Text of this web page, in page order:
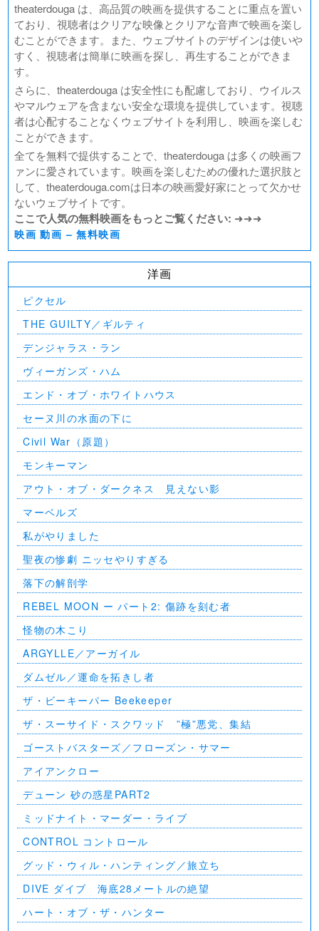
theaterdouga は、高品質の映画を提供することに重点を置い
ており、視聴者はクリアな映像とクリアな音声で映画を楽し
むことができます。また、ウェブサイトのデザインは使いや
すく、視聴者は簡単に映画を探し、再生することができま
す。
さらに、theaterdouga は安全性にも配慮しており、ウイルス
やマルウェアを含まない安全な環境を提供しています。視聴
者は心配することなくウェブサイトを利用し、映画を楽しむ
ことができます。
全てを無料で提供することで、theaterdouga は多くの映画フ
ァンに愛されています。映画を楽しむための優れた選択肢と
して、theaterdouga.comは日本の映画愛好家にとって欠かせ
ないウェブサイトです。
ここで人気の無料映画をもっとご覧ください: ➜➜➜
映画 動画 – 無料映画
洋画
ピクセル
THE GUILTY／ギルティ
デンジャラス・ラン
ヴィーガンズ・ハム
エンド・オブ・ホワイトハウス
セーヌ川の水面の下に
Civil War（原題）
モンキーマン
アウト・オブ・ダークネス 見えない影
マーベルズ
私がやりました
聖夜の惨劇 ニッセやりすぎる
落下の解剖学
REBEL MOON ー パート2: 傷跡を刻む者
怪物の木こり
ARGYLLE／アーガイル
ダムゼル／運命を拓きし者
ザ・ビーキーパー Beekeeper
ザ・スーサイド・スクワッド ”極”悪党、集結
ゴーストバスターズ／フローズン・サマー
アイアンクロー
デューン 砂の惑星PART2
ミッドナイト・マーダー・ライブ
CONTROL コントロール
グッド・ウィル・ハンティング／旅立ち
DIVE ダイブ 海底28メートルの絶望
ハート・オブ・ザ・ハンター